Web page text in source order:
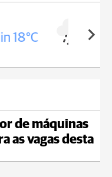
min 18°C
de máquinas
as vagas desta